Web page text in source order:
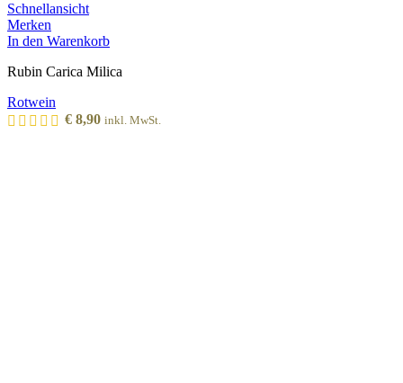
Schnellansicht
Merken
In den Warenkorb
Rubin Carica Milica
Rotwein
€ 8,90 inkl. MwSt.